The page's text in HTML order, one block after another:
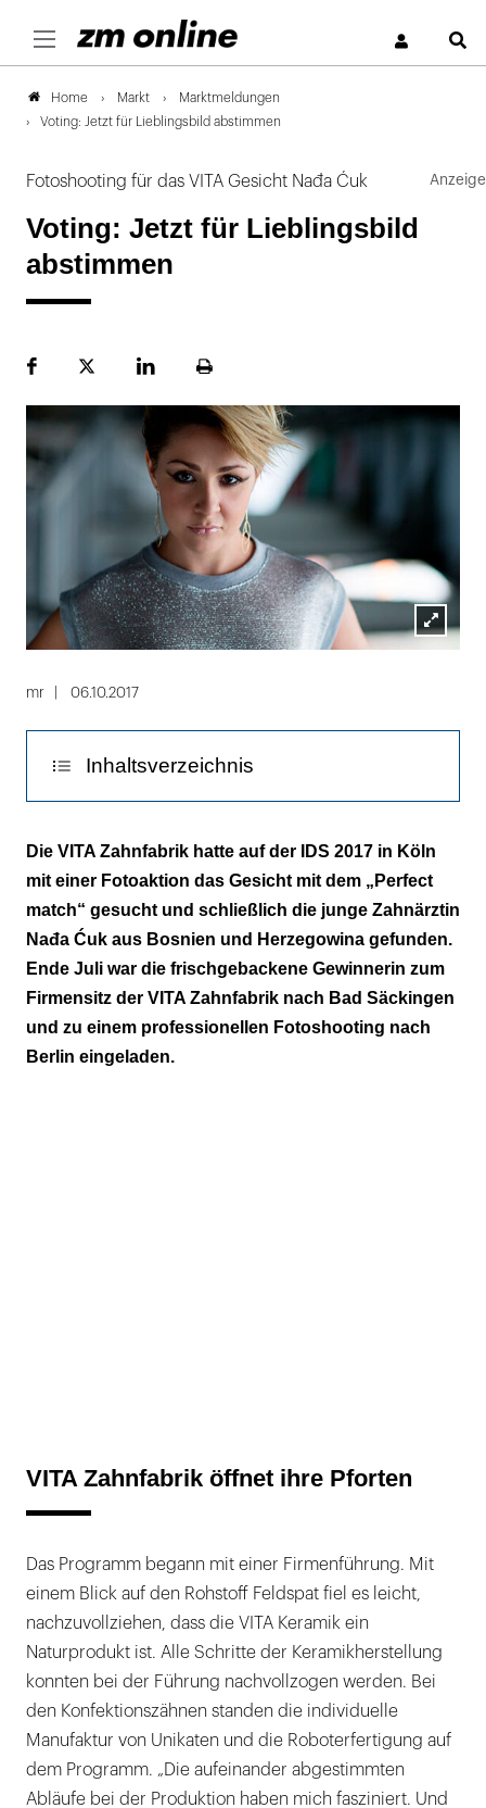
Home Markt
Marktmeldungen
Voting: Jetzt für Lieblingsbild abstimmen
Fotoshooting für das VITA Gesicht Nađa Ćuk
Voting: Jetzt für Lieblingsbild
abstimmen
FacebookPlattformLinekdInSeite
Lightbox
mr 06.10.2017
Inhaltsverzeichnis
VITA Zahnfabrik öffnet ihre Pforten
Fotoshooting im hippen Berlin
"Ich habe mich wie ein Star gefühlt"
Jetzt abstimmen und das Gewinnerbild küren
Die VITA Zahnfabrik hatte auf der IDS 2017 in Köln
mit einer Fotoaktion das Gesicht mit dem „Perfect
match“ gesucht und schließlich die junge Zahnärztin
Nađa Ćuk aus Bosnien und Herzegowina gefunden.
Ende Juli war die frischgebackene Gewinnerin zum
Firmensitz der VITA Zahnfabrik nach Bad Säckingen
und zu einem professionellen Fotoshooting nach
Berlin eingeladen.
VITA Zahnfabrik öffnet ihre Pforten
Das Programm begann mit einer Firmenführung. Mit
einem Blick auf den Rohstoff Feldspat fiel es leicht,
nachzuvollziehen, dass die VITA Keramik ein
Naturprodukt ist. Alle Schritte der Keramikherstellung
konnten bei der Führung nachvollzogen werden. Bei
den Konfektionszähnen standen die individuelle
Manufaktur von Unikaten und die Roboterfertigung auf
dem Programm. „Die aufeinander abgestimmten
Abläufe bei der Produktion haben mich fasziniert. Und